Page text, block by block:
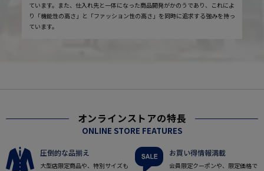
ています。また、仕入れ先と一体になった商品開発がかのうであり、これによ
り「機能性の高さ」と「ファッション性の高さ」を同時に追求する強みを持っ
ています。
オンラインストアの特長
ONLINE STORE FEATURES
圧倒的な品揃え
大型店限定商品や、特別サイズも
お買い得情報満載
会員限定クーポンや、限定価格で